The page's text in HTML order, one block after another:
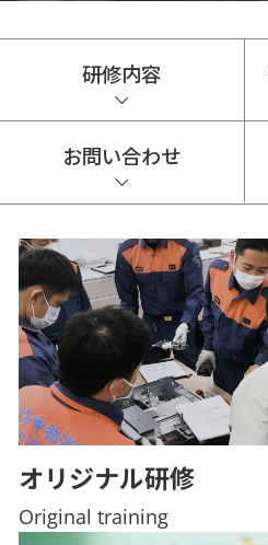
研修内容
お問い合わせ
オリジナル研修
Original training